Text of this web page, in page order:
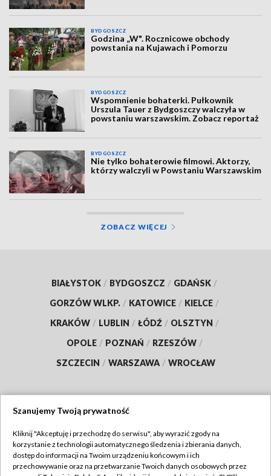
BYDGOSZCZ
Godzina „W". Rocznicowe obchody
powstania na Kujawach i Pomorzu
BYDGOSZCZ
Wspomnienie bohaterki. Pułkownik
Urszula Tauer z Bydgoszczy walczyła w
powstaniu warszawskim. Zobacz reportaż
BYDGOSZCZ
Nie tylko bohaterowie filmowi. Aktorzy,
którzy walczyli w Powstaniu Warszawskim
ZOBACZ WIĘCEJ
BIAŁYSTOK / BYDGOSZCZ / GDAŃSK /
GORZÓW WLKP. / KATOWICE / KIELCE /
KRAKÓW / LUBLIN / ŁÓDŹ / OLSZTYN /
OPOLE / POZNAŃ / RZESZÓW /
SZCZECIN / WARSZAWA / WROCŁAW
TVP
Abonament TVP
Regulamin TVP
Szanujemy Twoją prywatność
Kliknij "Akceptuję i przechodzę do serwisu", aby wyrazić zgody na
korzystanie z technologii automatycznego śledzenia i zbierania danych,
dostęp do informacji na Twoim urządzeniu końcowym i ich
przechowywanie oraz na przetwarzanie Twoich danych osobowych przez